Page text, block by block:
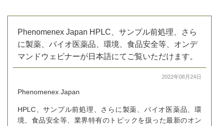
Phenomenex Japan HPLC、サンプル前処理、さら
に製薬、バイオ医薬品、環境、食品安全等、オンデ
マンドウェビナーが日本語にてご覧いただけます。
2022年08月24日
Phenomenex Japan
HPLC、サンプル前処理、さらに製薬、バイオ医薬品、環
境、食品安全等、業界特有のトピックを扱った最新のオン